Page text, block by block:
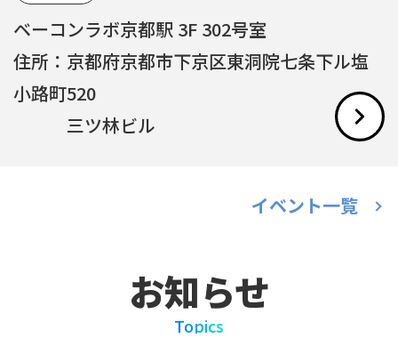
ベーコンラボ京都駅 3F 302号室
住所：京都府京都市下京区東洞院七条下ル塩
小路町520
三ツ林ビル
イベント一覧
お知らせ
Topics